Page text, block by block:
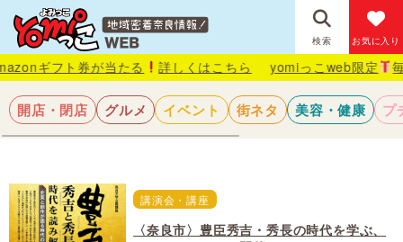
検索 お気に入り
券が当たる 詳しくはこちら yomiっこweb限定 毎月抽選で
開店・閉店 グルメ イベント 街ネタ 美容・健康 プ
講演会・講座
〈奈良市〉豊臣秀吉・秀長の時代を学ぶ、